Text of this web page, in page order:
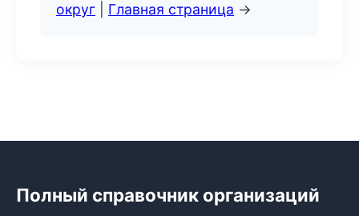
округ
Главная страница →
Полный справочник организаций